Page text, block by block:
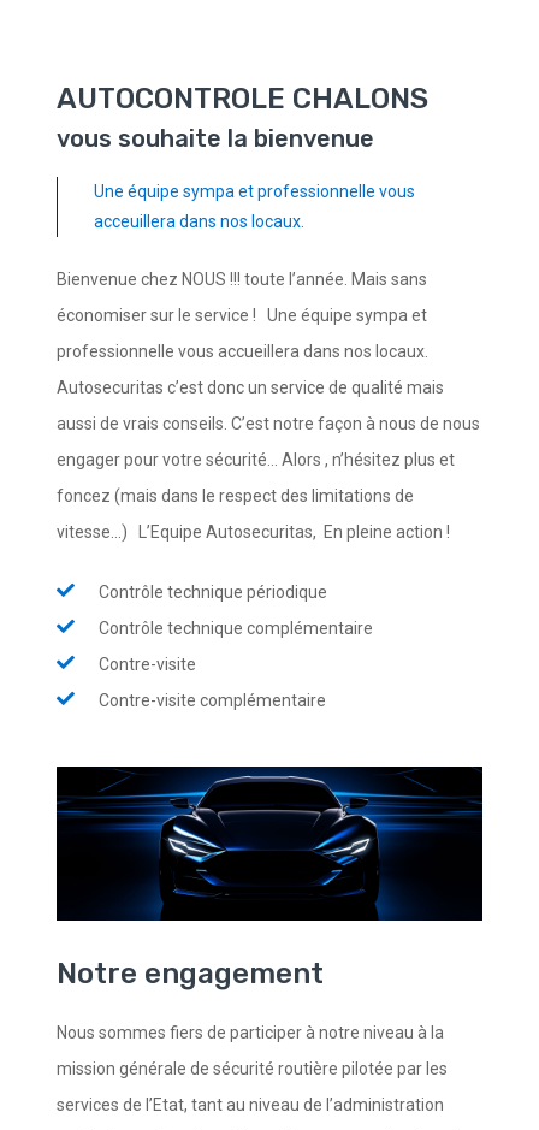
AUTOCONTROLE CHALONS
vous souhaite la bienvenue
Une équipe sympa et professionnelle vous
acceuillera dans nos locaux.
Bienvenue chez NOUS !!! toute l’année. Mais sans
économiser sur le service ! Une équipe sympa et
professionnelle vous accueillera dans nos locaux.
Autosecuritas c’est donc un service de qualité mais
aussi de vrais conseils. C’est notre façon à nous de nous
engager pour votre sécurité... Alors , n’hésitez plus et
foncez (mais dans le respect des limitations de
vitesse...) L’Equipe Autosecuritas, En pleine action !
Contrôle technique périodique
Contrôle technique complémentaire
Contre-visite
Contre-visite complémentaire
Notre engagement
Nous sommes fiers de participer à notre niveau à la
mission générale de sécurité routière pilotée par les
services de l’Etat, tant au niveau de l’administration